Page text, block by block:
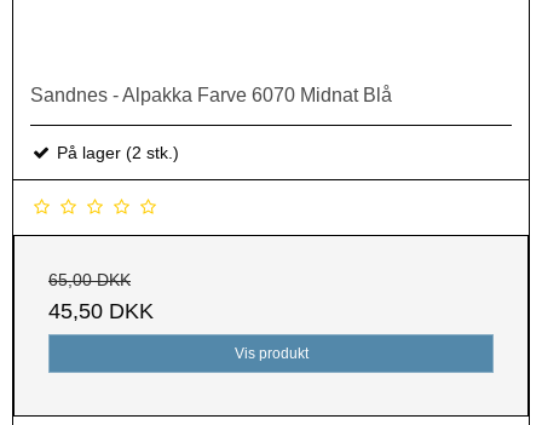
Sandnes - Alpakka Farve 6070 Midnat Blå
På lager (2 stk.)
65,00 DKK
45,50 DKK
Vis produkt